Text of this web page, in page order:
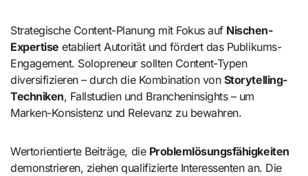
Strategische Content-Planung mit Fokus auf Nischen-
Expertise etabliert Autorität und fördert das Publikums-
Engagement. Solopreneur sollten Content-Typen
diversifizieren – durch die Kombination von Storytelling-
Techniken, Fallstudien und Brancheninsights – um
Marken-Konsistenz und Relevanz zu bewahren.
Wertorientierte Beiträge, die Problemlösungsfähigkeiten
demonstrieren, ziehen qualifizierte Interessenten an. Die